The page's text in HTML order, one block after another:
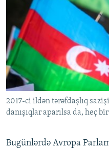
İNFOQRAFIKA
KARIKATURA
AZƏRBAYCAN ƏDƏBIYYATI
İSLAM VƏ DEMOKRATIYA
İZ - MƏDƏNIYYƏT PROQRAMI
MISSIYAMIZ
PEŞƏ ETIKASI VƏ JURNALISTIKA
MATERIALLARIMIZDAN ISTIFADƏ
AZADLIQRADIOSU MOBIL
BIZIMLƏ ƏLAQƏ
XƏBƏR BÜLLETENLƏRIMIZ
BIZI IZLƏ
RFE/RL-in bütün
2017-ci ildən tərəfdaşlıq
danışıqlar aparılsa da, heç
Bugünlərdə Avropa